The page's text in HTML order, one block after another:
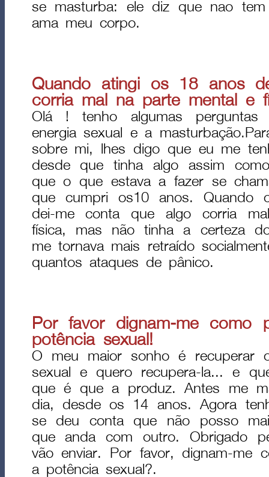
se masturba: ele diz que nao
ama meu corpo.
Quando atingi os 18 anos
corria mal na parte mental e
Olá ! tenho algumas perguntas
energia sexual e a
sobre mi, lhes digo que eu me
desde que tinha algo assim
que o que estava a fazer se
que cumpri os10 anos. Quando
dei-me conta que algo corria
física, mas não tinha a certeza
me tornava mais retraído
quantos ataques de pânico.
Por favor dignam-me como
potência sexual!
O meu maior sonho é recuperar
sexual e quero recupera-la... e
que é que a produz. Antes me
dia, desde os 14 anos. Agora
se deu conta que não posso
que anda com outro. Obrigado
vão enviar. Por favor, dignam-me
a potência sexual?.